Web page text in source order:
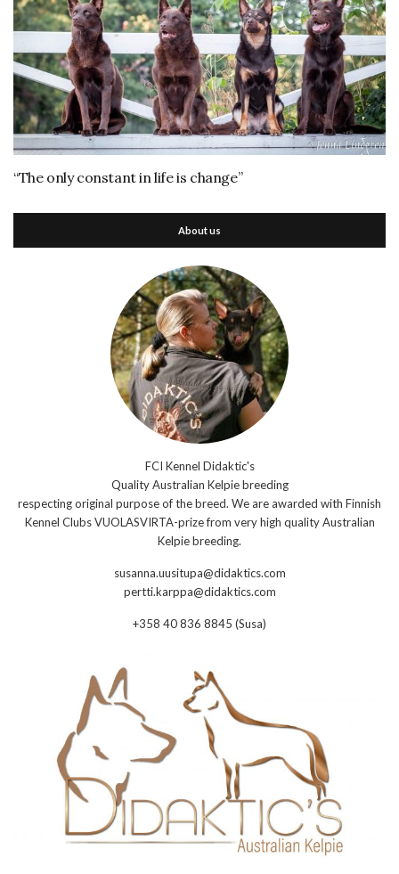
“The only constant in life is change”
About us
FCI Kennel Didaktic's
Quality Australian Kelpie breeding
respecting original purpose of the breed. We are awarded with Finnish
Kennel Clubs VUOLASVIRTA-prize from very high quality Australian
Kelpie breeding.
susanna.uusitupa@didaktics.com
pertti.karppa@didaktics.com
+358 40 836 8845 (Susa)